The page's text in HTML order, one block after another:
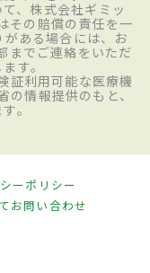
、株式会社ギミッ
その賠償の責任を一
ある場合には、お
までご連絡をいただ
す。
証利用可能な医療機
情報提供のもと、
。
ーポリシー
お問い合わせ